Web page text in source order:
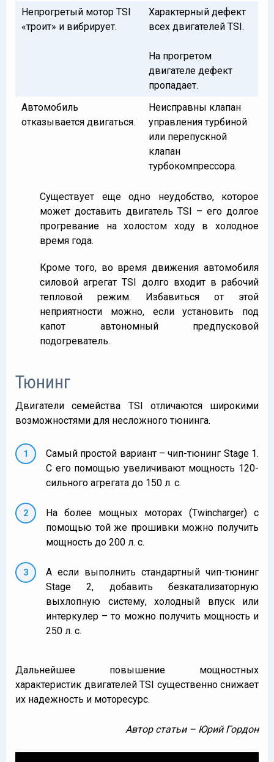
Непрогретый мотор TSI
«троит» и вибрирует.
Характерный дефект
всех двигателей TSI.
На прогретом
двигателе дефект
пропадает.
Автомобиль
отказывается двигаться.
Неисправны клапан
управления турбиной
или перепускной
клапан
турбокомпрессора.
Существует еще одно неудобство, которое
может доставить двигатель TSI – его долгое
прогревание на холостом ходу в холодное
время года.
Кроме того, во время движения автомобиля
силовой агрегат TSI долго входит в рабочий
тепловой режим. Избавиться от этой
неприятности можно, если установить под
капот автономный предпусковой
подогреватель.
Тюнинг
Двигатели семейства TSI отличаются широкими
возможностями для несложного тюнинга.
Самый простой вариант – чип-тюнинг Stage 1.
С его помощью увеличивают мощность 120-
сильного агрегата до 150 л. с.
На более мощных моторах (Twincharger) с
помощью той же прошивки можно получить
мощность до 200 л. с.
А если выполнить стандартный чип-тюнинг
Stage 2, добавить безкатализаторную
выхлопную систему, холодный впуск или
интеркулер – то можно получить мощность и
250 л. с.
Дальнейшее повышение мощностных
характеристик двигателей TSI существенно снижает
их надежность и моторесурс.
Автор статьи – Юрий Гордон